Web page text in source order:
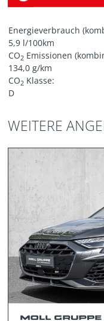
Energieverbrauch
5,9 l/100km
CO2 Emissionen
134,0 g/km
CO2 Klasse:
D
WEITERE